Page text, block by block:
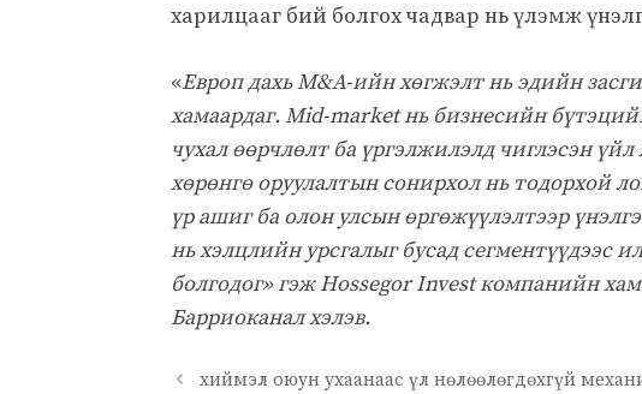
харилцааг бий болгох чадвар нь үлэмж
«Европ дахь M&A-ийн хөгжэлт нь эдийн
хамаардаг. Mid-market нь бизнесийн
чухал өөрчлөлт ба үргэлжилэлд чиглэсэн
хөрөнгө оруулалтын сонирхол нь тодорхой
үр ашиг ба олон улсын өргөжүүлэлтээр
нь хэлцлийн урсгалыг бусад сегментүүдээс
болгодог» гэж Hossegor Invest компанийн
Барриоканал хэлэв.
хиймэл оюун ухаанаас үл нөлөөлөгдөхгүй